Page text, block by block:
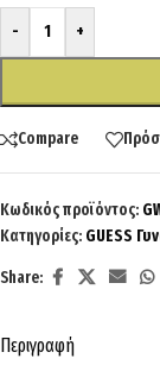
- +
Compare
Κωδικός προϊόντος:
Κατηγορίες: GUESS
Share:
Περιγραφή